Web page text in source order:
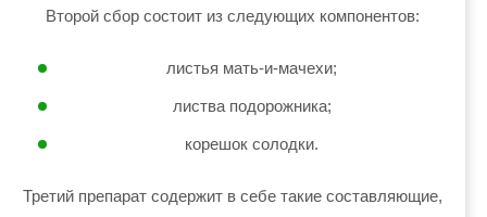
Второй сбор состоит из следующих компонентов:
листья мать-и-мачехи;
листва подорожника;
корешок солодки.
Третий препарат содержит в себе такие составляющие,